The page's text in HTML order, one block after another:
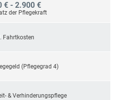
€ - 2.900 €
der Pflegekraft
Fahrtkosten
(Pflegegrad 4)
& Verhinderungspflege